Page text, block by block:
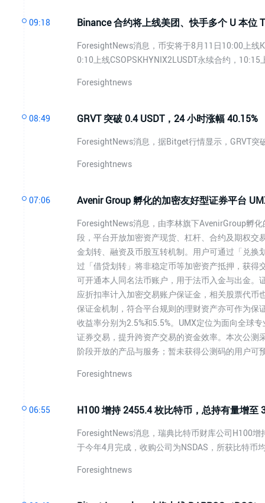
09:18 Binance 合约将上线美团、快手多个 U 本位
ForesightNews消息，币安将于8月11日10:00上线
0:10上线CSOPSKHYNIX2LUSDT永续合约，
Foresightnews
08:49 GRVT 突破 0.4 USDT，24 小时涨幅 40.15%
ForesightNews消息，据Bitget行情显示，GRVT突
Foresightnews
07:06 Avenir Group 孵化的加密友好型证券平台
ForesightNews消息，由李林旗下AvenirGroup孵
段，平台开放加密资产现货、杠杆、合约及期权交
金划转、融资及币股互转机制。用户可通过「兑换
过「借贷划转」将非稳定币等加密资产抵押，获得
可开通本人同名法币账户，用于法币入金与出金
应折扣率计入加密交易账户保证金，相关股票代
保证金机制，符合平台规则的理财资产亦可作为保
收益率分别为2.5%和5.5%。UMX定位为面向全球
证券交易，提升跨资产交易的资金效率。本次公
阶段开放的产品与服务；暂未获得公测码的用户
Foresightnews
06:55 H100 增持 2455.4 枚比特币，总持有量增至
ForesightNews消息，瑞典比特币财库公司H100
于今年4月完成，收购公司为NSDAS，所获比特币
Foresightnews